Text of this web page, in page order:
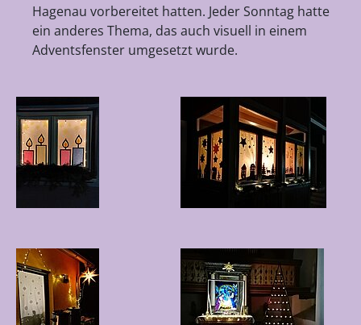
Hagenau vorbereitet hatten. Jeder Sonntag hatte
ein anderes Thema, das auch visuell in einem
Adventsfenster umgesetzt wurde.